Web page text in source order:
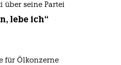
über seine Partei
lebe ich“
für Ölkonzerne